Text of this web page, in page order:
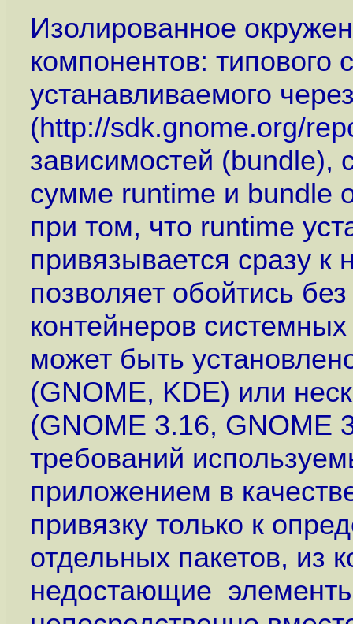
Изолированное
компонентов: типового
устанавливаемого
(http://sdk.gnome.org/
зависимостей
сумме runtime и bundle
при том, что runtime
привязывается сразу к
позволяет обойтись
контейнеров
может быть
(GNOME, KDE) или
(GNOME 3.16, GNOME
требований
приложением в
привязку только к
отдельных пакетов, из
недостающие